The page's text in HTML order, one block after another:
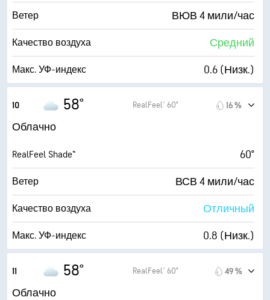
Ветер ВЮВ 4 мили/час
Качество воздуха Средний
Макс. УФ-индекс 0.6 (Низк.)
Влажность
Точка росы 52° F
AccuLumen Brightness Index™ 1 (Темно)
Облачность 99 %
Видимость 10 мили
10 58° RealFeel® 60° 16 %
Облачно
RealFeel Shade™ 60°
Ветер ВСВ 4 мили/час
Качество воздуха Отличный
Макс. УФ-индекс 0.8 (Низк.)
Влажность
11 58° RealFeel® 60° 49 %
Облачно